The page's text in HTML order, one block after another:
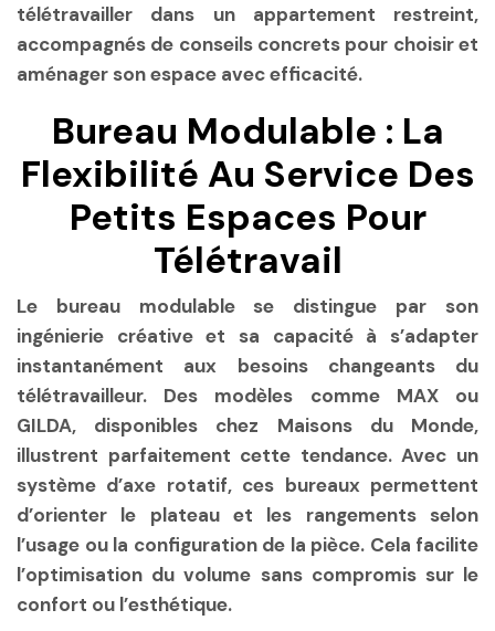
télétravailler dans un appartement restreint,
accompagnés de conseils concrets pour choisir et
aménager son espace avec efficacité.
Bureau Modulable : La
Flexibilité Au Service Des
Petits Espaces Pour
Télétravail
Le bureau modulable se distingue par son
ingénierie créative et sa capacité à s’adapter
instantanément aux besoins changeants du
télétravailleur. Des modèles comme MAX ou
GILDA, disponibles chez Maisons du Monde,
illustrent parfaitement cette tendance. Avec un
système d’axe rotatif, ces bureaux permettent
d’orienter le plateau et les rangements selon
l’usage ou la configuration de la pièce. Cela facilite
l’optimisation du volume sans compromis sur le
confort ou l’esthétique.